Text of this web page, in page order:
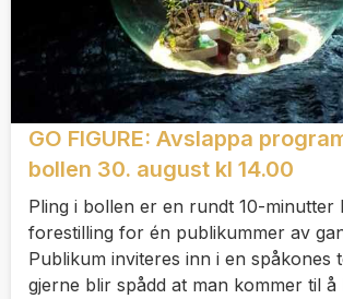
GO FIGURE: Avslappa
bollen 30. august kl 14.00
Pling i bollen er en rundt 10-minutter
forestilling for én publikummer av
Publikum inviteres inn i en spåkones
gjerne blir spådd at man kommer til å